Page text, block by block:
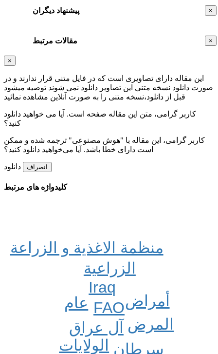
× پیشنهاد دیگران
× مقالات مرتبط
×
این مقاله دارای تصاویری است که در فایل متنی قرار ندارند و در
صورت دانلود نسخه متنی این تصاویر دانلود نمی شوند توصیه میشود
قبل از دانلود،نسخه متنی را به صورت آنلاین مشاهده نمائید
کاربر گرامی، متن این مقاله صفحه است. آیا می خواهید دانلود
کنید؟
کاربر گرامی، این مقاله با "هوش مصنوعی" ترجمه شده و ممکن
است دارای خطا باشد. آیا می‌خواهید دانلود کنید؟
دانلود انصراف
کلیدواژه های مرتبط
FAO
Iraq
آل عراق
أمراض
الزراعیة
المرض
الولایات
سرطان
عام
منظمة الاغذیة و الزراعة